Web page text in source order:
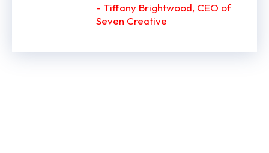
- Tiffany Brightwood, CEO of
Seven Creative